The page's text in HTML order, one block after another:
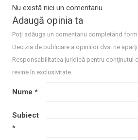
Nu există nici un comentariu.
Adaugă opinia ta
Poţi adăuga un comentariu completând
Decizia de publicare a opiniilor dvs. ne
Responsabilitatea juridică pentru conţinutul
revine în exclusivitate.
Nume *
Subiect
*